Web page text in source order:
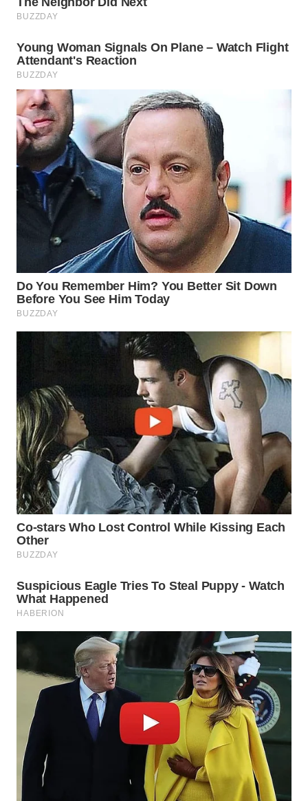
MALUT
WN
DAIRI
WN
DANAU
TOBA
WN
NIAS
WN
LANGKAT
TAPANULI
SELATAN
WN
KARO
WN
SIMALUNGUN
WN
LABUHANBATU
WN
TAPANULI
WN DELI
TEBING
TINGGI
PAKPAK
KARAWANG